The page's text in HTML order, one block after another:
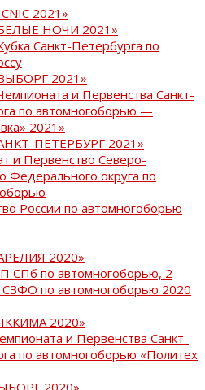
2021»
НОЧИ 2021»
Санкт-Петербурга по
2021»
и Первенства Санкт-
по автомногоборью —
2021»
ПЕТЕРБУРГ 2021»
и Первенство Северо-
Федерального округа по
России по автомногоборью
2020»
СПб по автомногоборью, 2
по автомногоборью 2020
2020»
и Первенства Санкт-
по автомногоборью «Политех
2020»